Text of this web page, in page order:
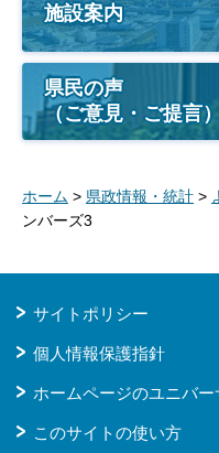
施設案内
県民の声
（ご意見・ご提言）
ホーム > 県政情報・統計 >
ンバーズ3
サイトポリシー
個人情報保護指針
ホームページのユニバ
このサイトの使い方